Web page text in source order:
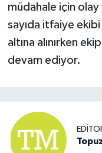
müdahale için
sayıda itfaiye
altına alınırken
devam ediyor.